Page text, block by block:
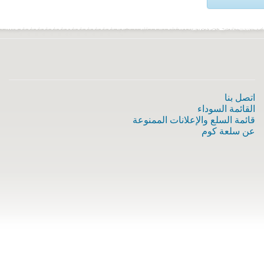
اتصل بنا
القائمة السوداء
قائمة السلع والإعلانات الممنوعة
عن سلعة كوم